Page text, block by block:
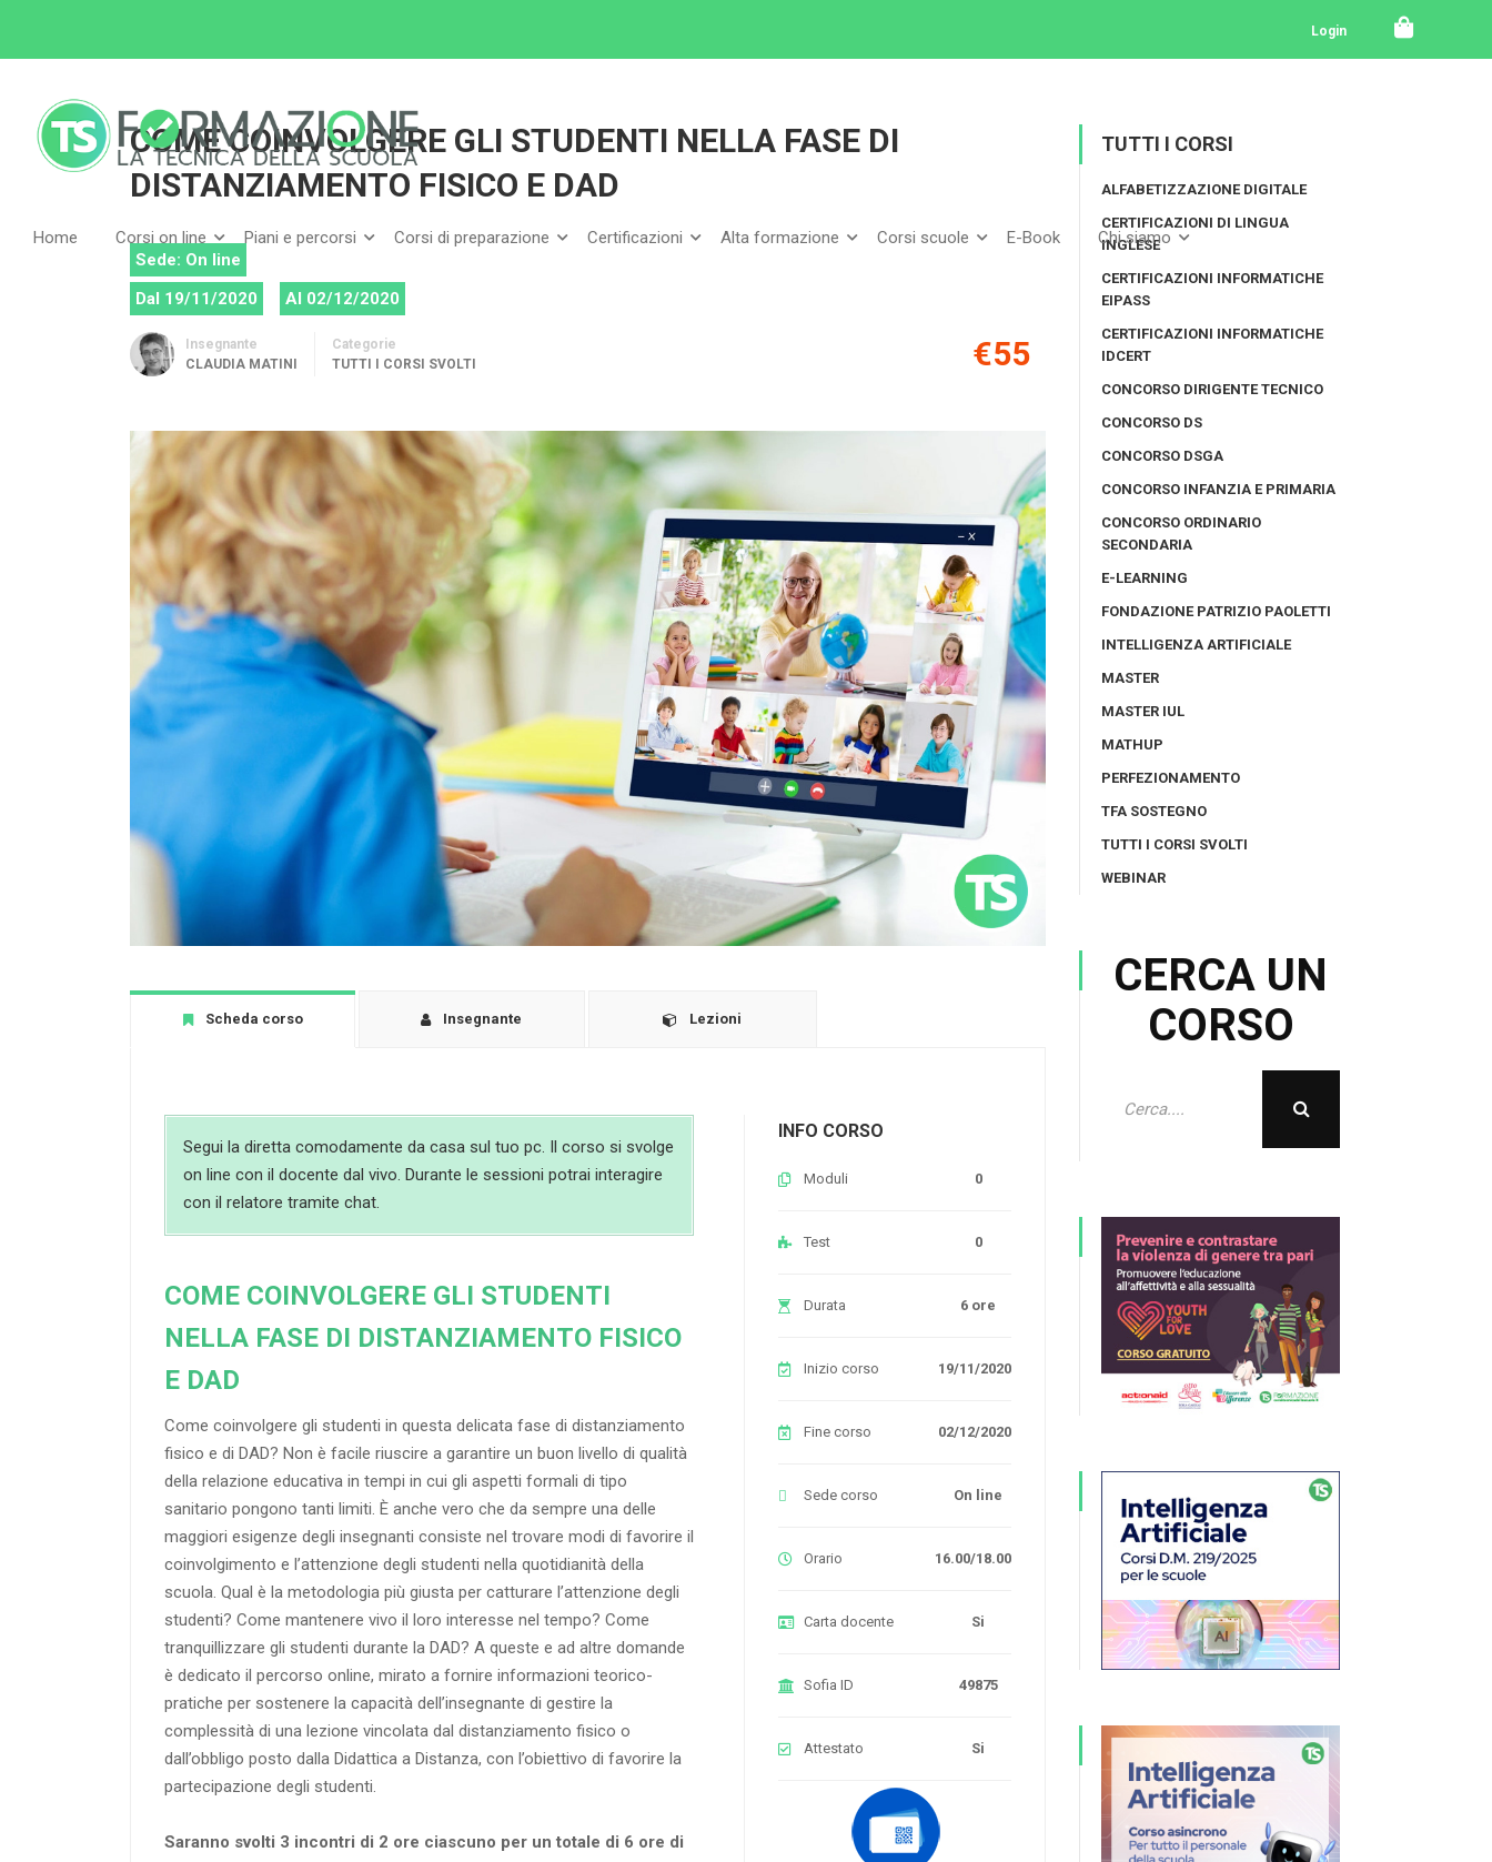
Login
Home Corsi on line Piani e percorsi Corsi di preparazione Certificazioni Alta formazione Corsi scuole E-Book Chi siamo
COME COINVOLGERE GLI STUDENTI NELLA FASE DI
DISTANZIAMENTO FISICO E DAD
Sede: On line
Dal 19/11/2020
Al 02/12/2020
Insegnante
CLAUDIA MATINI
Categorie
TUTTI I CORSI SVOLTI
€55
Scheda corso Insegnante Lezioni
Segui la diretta comodamente da casa sul tuo pc. Il corso si svolge
on line con il docente dal vivo. Durante le sessioni potrai interagire
con il relatore tramite chat.
COME COINVOLGERE GLI STUDENTI
NELLA FASE DI DISTANZIAMENTO FISICO
E DAD
Come coinvolgere gli studenti in questa delicata fase di distanziamento
fisico e di DAD? Non è facile riuscire a garantire un buon livello di qualità
della relazione educativa in tempi in cui gli aspetti formali di tipo
sanitario pongono tanti limiti. È anche vero che da sempre una delle
maggiori esigenze degli insegnanti consiste nel trovare modi di favorire il
coinvolgimento e l’attenzione degli studenti nella quotidianità della
scuola. Qual è la metodologia più giusta per catturare l’attenzione degli
studenti? Come mantenere vivo il loro interesse nel tempo? Come
tranquillizzare gli studenti durante la DAD? A queste e ad altre domande
è dedicato il percorso online, mirato a fornire informazioni teorico-
pratiche per sostenere la capacità dell’insegnante di gestire la
complessità di una lezione vincolata dal distanziamento fisico o
dall’obbligo posto dalla Didattica a Distanza, con l’obiettivo di favorire la
partecipazione degli studenti.
Saranno svolti 3 incontri di 2 ore ciascuno per un totale di 6 ore di
INFO CORSO
Moduli 0
Test 0
Durata 6 ore
Inizio corso 19/11/2020
Fine corso 02/12/2020
Sede corso On line
Orario 16.00/18.00
Carta docente Si
Sofia ID 49875
Attestato Si
TUTTI I CORSI
ALFABETIZZAZIONE DIGITALE
CERTIFICAZIONI DI LINGUA
INGLESE
CERTIFICAZIONI INFORMATICHE
EIPASS
CERTIFICAZIONI INFORMATICHE
IDCERT
CONCORSO DIRIGENTE TECNICO
CONCORSO DS
CONCORSO DSGA
CONCORSO INFANZIA E PRIMARIA
CONCORSO ORDINARIO
SECONDARIA
E-LEARNING
FONDAZIONE PATRIZIO PAOLETTI
INTELLIGENZA ARTIFICIALE
MASTER
MASTER IUL
MATHUP
PERFEZIONAMENTO
TFA SOSTEGNO
TUTTI I CORSI SVOLTI
WEBINAR
CERCA UN
CORSO